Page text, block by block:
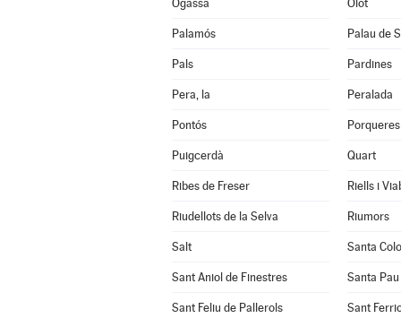
Ogassa Olot
Palamós Palau de
Pals Pardines
Pera, la Peralada
Pontós Porqueres
Puigcerdà Quart
Ribes de Freser Riells i
Riudellots de la Selva Riumors
Salt Santa
Sant Aniol de Finestres Santa Pau
Sant Feliu de Pallerols Sant